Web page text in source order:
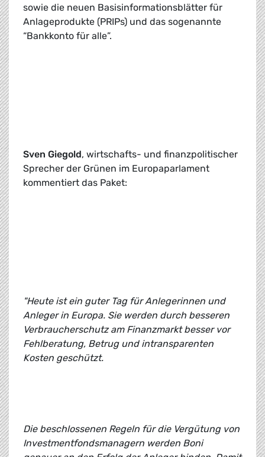
sowie die neuen Basisinformationsblätter für
Anlageprodukte (PRIPs) und das sogenannte
“Bankkonto für alle”.
Sven Giegold, wirtschafts- und finanzpolitischer
Sprecher der Grünen im Europaparlament
kommentiert das Paket:
"Heute ist ein guter Tag für Anlegerinnen und
Anleger in Europa. Sie werden durch besseren
Verbraucherschutz am Finanzmarkt besser vor
Fehlberatung, Betrug und intransparenten
Kosten geschützt.
Die beschlossenen Regeln für die Vergütung von
Investmentfondsmanagern werden Boni